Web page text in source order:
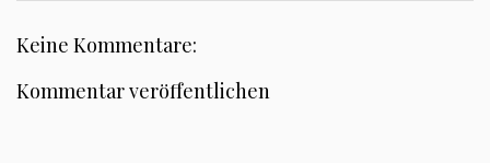
Keine Kommentare:
Kommentar veröffentlichen